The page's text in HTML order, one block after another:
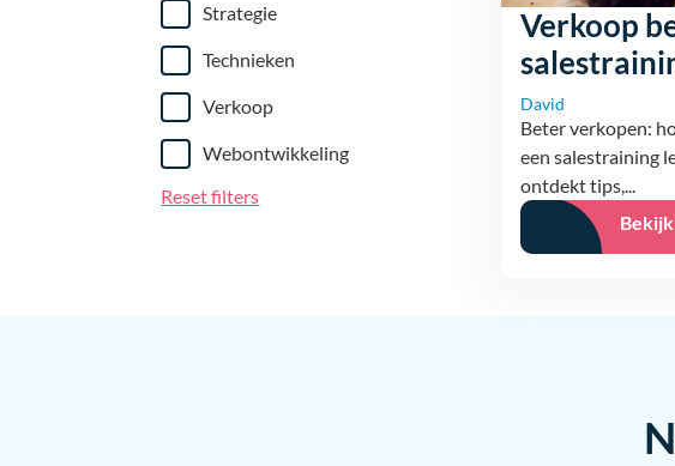
Strategie
Technieken
Verkoop
Webontwikkeling
Reset filters
Verkoop
David
Beter verkopen:
een salestraining
ontdekt tips,...